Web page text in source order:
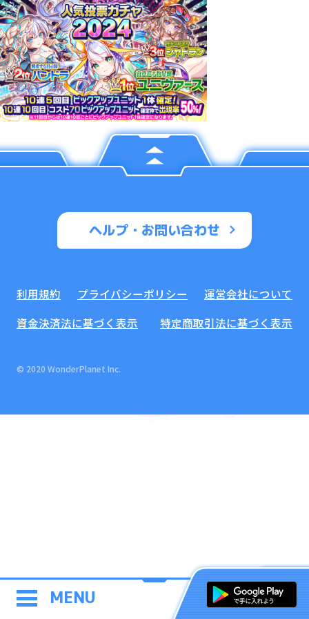
MENU
ヘルプ・お問い合わせ
利用規約 プライバシーポリシー
運営会社について
資金決済法に基づく表示
特定商取引法に基づく表示
© 2020 WonderPlanet Inc.